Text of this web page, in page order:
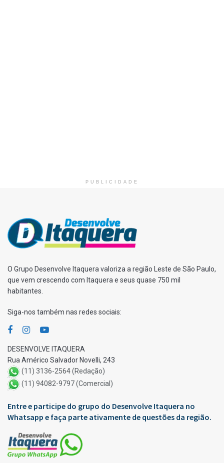
PUBLICIDADE
O Grupo Desenvolve Itaquera valoriza a região Leste de São Paulo,
que vem crescendo com Itaquera e seus quase 750 mil
habitantes.
Siga-nos também nas redes sociais:
DESENVOLVE ITAQUERA
Rua Américo Salvador Novelli, 243
(11) 3136-2564 (Redação)
(11) 94082-9797 (Comercial)
Entre e participe do grupo do Desenvolve Itaquera no
Whatsapp e faça parte ativamente de questões da região.